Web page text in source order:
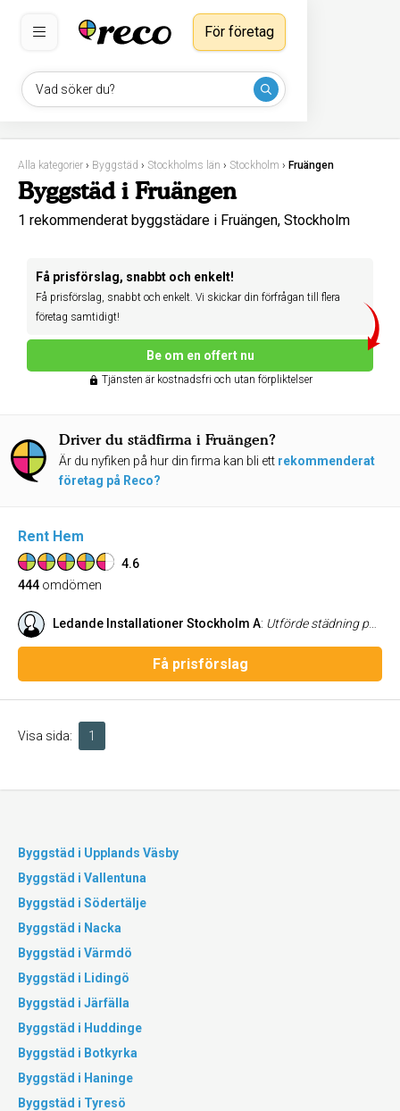
Vad söker du?
För företag
Alla kategorier › Byggstäd › Stockholms län › Stockholm › Fruängen
Byggstäd i Fruängen
1 rekommenderat byggstädare i Fruängen, Stockholm
Få prisförslag, snabbt och enkelt!
Få prisförslag, snabbt och enkelt. Vi skickar din förfrågan till flera
företag samtidigt!
Be om en offert nu
Tjänsten är kostnadsfri och utan förpliktelser
Driver du städfirma i Fruängen?
Är du nyfiken på hur din firma kan bli ett rekommenderat
företag på Reco?
Rent Hem
4.6
444 omdömen
Ledande Installationer Stockholm A: Utförde städning på ett pågående projekt och det levererades som överenskommet. Nöjd med resultatet.
Få prisförslag
Visa sida: 1
Byggstäd i Upplands Väsby
Byggstäd i Vallentuna
Byggstäd i Södertälje
Byggstäd i Nacka
Byggstäd i Värmdö
Byggstäd i Lidingö
Byggstäd i Järfälla
Byggstäd i Huddinge
Byggstäd i Botkyrka
Byggstäd i Haninge
Byggstäd i Tyresö